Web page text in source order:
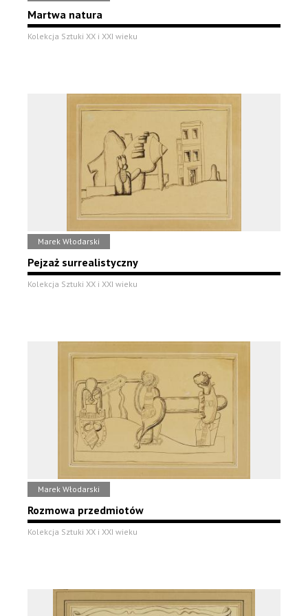
Martwa natura
Kolekcja Sztuki XX i XXI wieku
Marek Włodarski
Pejzaż surrealistyczny
Kolekcja Sztuki XX i XXI wieku
Marek Włodarski
Rozmowa przedmiotów
Kolekcja Sztuki XX i XXI wieku